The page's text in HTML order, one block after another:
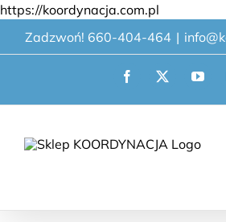
https://koordynacja.com.pl
do
zawartości
Zadzwoń! 660-404-464 |
Facebook
X